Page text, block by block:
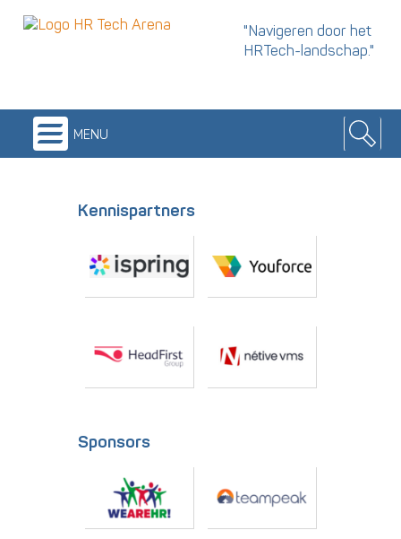
"Navigeren door het
HRTech-landschap."
menu
Kennispartners
Sponsors